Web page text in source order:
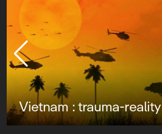
Vietnam : trauma-reality